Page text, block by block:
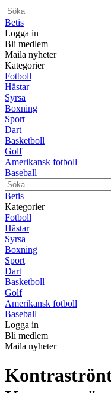
Betis
Logga in
Bli medlem
Maila nyheter
Kategorier
Fotboll
Hästar
Syrsa
Boxning
Sport
Dart
Basketboll
Golf
Amerikansk fotboll
Baseball
Betis
Kategorier
Fotboll
Hästar
Syrsa
Boxning
Sport
Dart
Basketboll
Golf
Amerikansk fotboll
Baseball
Logga in
Bli medlem
Maila nyheter